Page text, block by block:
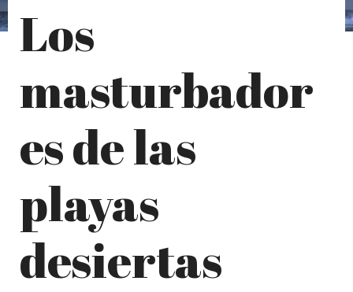
Los
masturbador
es de las
playas
desiertas